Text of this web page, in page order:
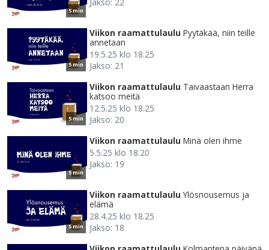
5 min
5 min
Viikon raamattulaulu Pyytäkää, niin teille
annetaan
19.5.25 klo 18.25
Jakso: 21
5 min
Viikon raamattulaulu Taivaastaan Herra
katsoo meitä
12.5.25 klo 18.25
Jakso: 20
5 min
Viikon raamattulaulu Minä olen ihme
5.5.25 klo 18.20
Jakso: 19
5 min
Viikon raamattulaulu Ylösnousemus ja
elämä
28.4.25 klo 18.25
Jakso: 18